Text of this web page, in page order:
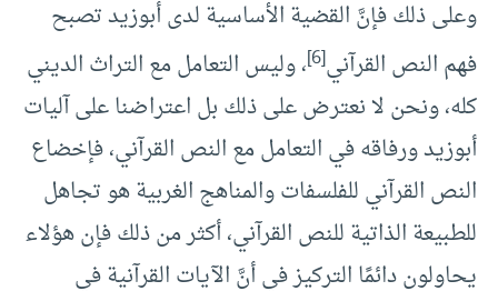
وعلى ذلك فإنَّ القضية الأساسية لدى أبوزيد تصبح
فهم النص القرآني[6] ، وليس التعامل مع التراث الديني
كله، ونحن لا نعترض على ذلك بل اعتراضنا على آليات
أبوزيد ورفاقه في التعامل مع النص القرآني، فإخضاع
النص القرآني للفلسفات والمناهج الغربية هو تجاهل
للطبيعة الذاتية للنص القرآني، أكثر من ذلك فإن هؤلاء
يحاولون دائمًا التركيز في أنَّ الآيات القرآنية في